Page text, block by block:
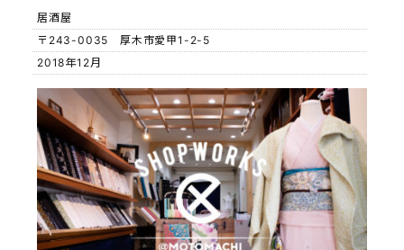
居酒屋
〒243-0035 厚木市愛甲1-2-5
2018年12月